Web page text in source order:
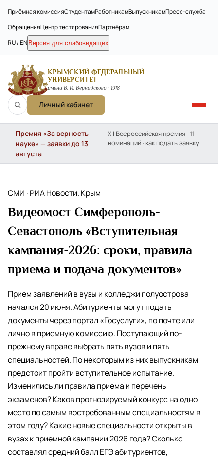
Приёмная комиссияСтудентамРаботникамВыпускникамПресс-служба
ОбращенияЦентр тестированияПартнёрам
RU / EN Версия для слабовидящих
КРЫМСКИЙ ФЕДЕРАЛЬНЫЙ
УНИВЕРСИТЕТ
имени В. И. Вернадского · 1918
Личный кабинет
Премия «За верность
науке» — заявки до 13
августа
XII Всероссийская премия · 11
номинаций · как подать заявку
СМИ · РИА Новости. Крым
Видеомост Симферополь-
Севастополь «Вступительная
кампания-2026: сроки, правила
приема и подача документов»
Прием заявлений в вузы и колледжи полуострова
начался 20 июня. Абитуриенты могут подать
документы через портал «Госуслуги», по почте или
лично в приемную комиссию. Поступающий по-
прежнему вправе выбрать пять вузов и пять
специальностей. По некоторым из них выпускникам
предстоит пройти вступительное испытание.
Изменились ли правила приема и перечень
экзаменов? Каков прогнозируемый конкурс на одно
место по самым востребованным специальностям в
этом году? Какие новые специальности открыты в
вузах к приемной кампании 2026 года? Сколько
составлял средний балл ЕГЭ абитуриентов,